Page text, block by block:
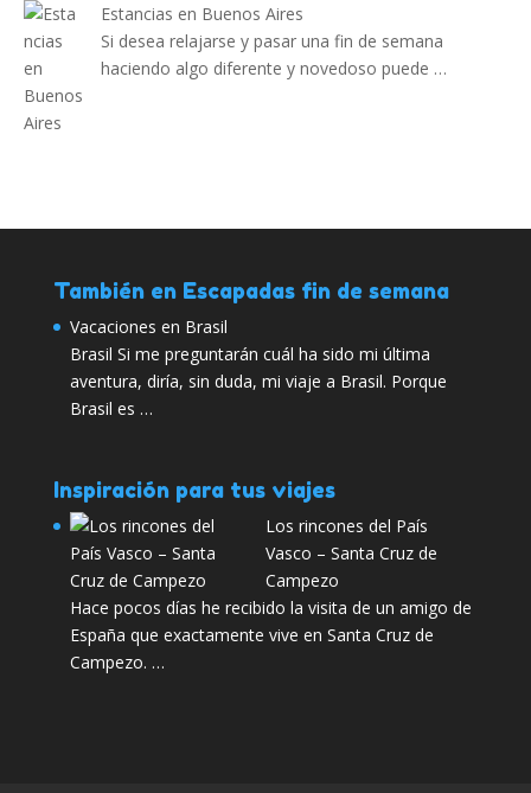
Estancias en Buenos Aires
Si desea relajarse y pasar una fin de semana
haciendo algo diferente y novedoso puede …
También en Escapadas fin de semana
Vacaciones en Brasil
Brasil Si me preguntarán cuál ha sido mi última
aventura, diría, sin duda, mi viaje a Brasil. Porque
Brasil es …
Inspiración para tus viajes
Los rincones del País
Vasco – Santa Cruz de
Campezo
Hace pocos días he recibido la visita de un amigo de
España que exactamente vive en Santa Cruz de
Campezo. …